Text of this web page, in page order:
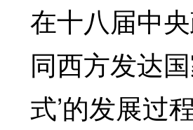
在十八届中
同西方发达
式’的发展过